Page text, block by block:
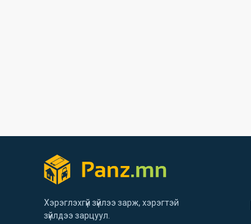
Хэрэглэхгүй зүйлээ зарж, хэрэгтэй
зүйлдээ зарцуул.